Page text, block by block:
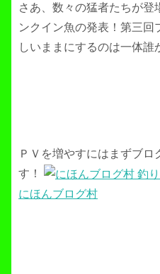
さあ、数々の猛者たちが登
ンクイン魚の発表！第三回
しいままにするのは一体誰
ＰＶを増やすにはまずブロ
す！
にほんブログ村